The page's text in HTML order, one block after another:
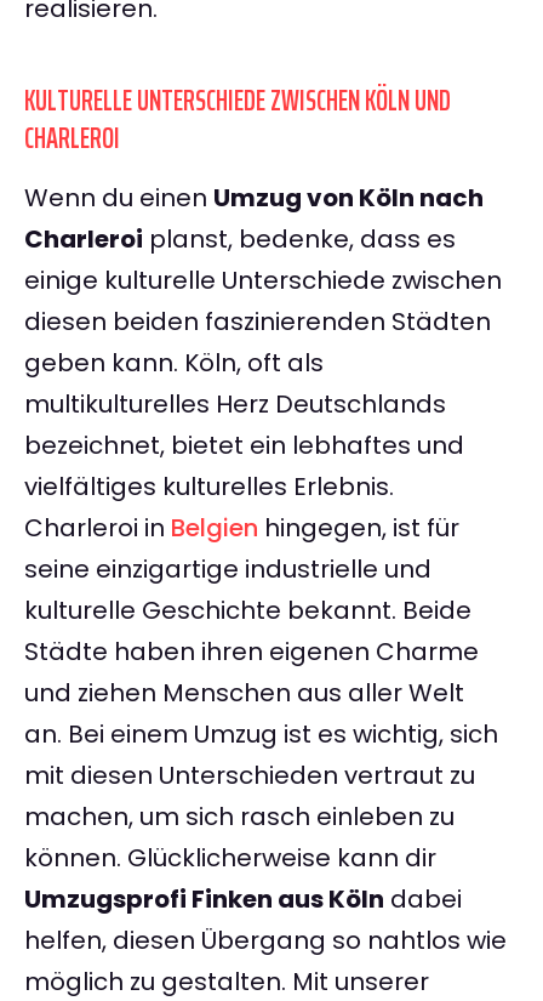
realisieren.
KULTURELLE UNTERSCHIEDE ZWISCHEN KÖLN UND
CHARLEROI
Wenn du einen Umzug von Köln nach
Charleroi planst, bedenke, dass es
einige kulturelle Unterschiede zwischen
diesen beiden faszinierenden Städten
geben kann. Köln, oft als
multikulturelles Herz Deutschlands
bezeichnet, bietet ein lebhaftes und
vielfältiges kulturelles Erlebnis.
Charleroi in Belgien hingegen, ist für
seine einzigartige industrielle und
kulturelle Geschichte bekannt. Beide
Städte haben ihren eigenen Charme
und ziehen Menschen aus aller Welt
an. Bei einem Umzug ist es wichtig, sich
mit diesen Unterschieden vertraut zu
machen, um sich rasch einleben zu
können. Glücklicherweise kann dir
Umzugsprofi Finken aus Köln dabei
helfen, diesen Übergang so nahtlos wie
möglich zu gestalten. Mit unserer